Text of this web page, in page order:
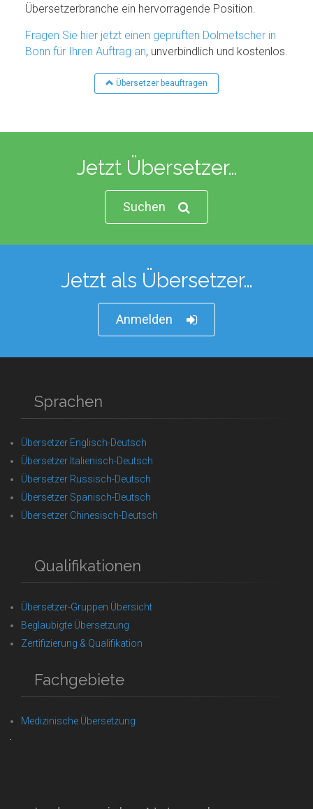
Übersetzerbranche ein hervorragende Position.
Fragen Sie hier jetzt einen geprüften Dolmetscher in
Bonn für Ihren Auftrag an, unverbindlich und kostenlos.
Übersetzer beauftragen
Jetzt Übersetzer…
Suchen
Jetzt als Übersetzer…
Anmelden
Sprachen
Übersetzer Englisch-Deutsch
Übersetzer Italienisch-Deutsch
Übersetzer Russisch-Deutsch
Übersetzer Spanisch-Deutsch
Übersetzer Chinesisch-Deutsch
Qualifikationen
Übersetzer-Gruppen Übersicht
Beglaubigte Übersetzung
Zertifizierung & Qualifikation
Fachgebiete
Medizinische Übersetzung